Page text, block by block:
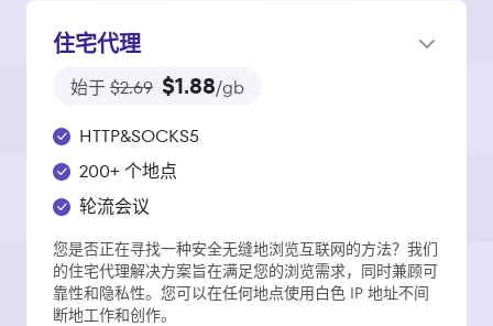
住宅代理
始于$2.69 $1.88/gb
HTTP&SOCKS5
200+ 个地点
轮流会议
您是否正在寻找一种安全无缝地浏览互联网的方法？我们
的住宅代理解决方案旨在满足您的浏览需求，同时兼顾可
靠性和隐私性。您可以在任何地点使用白色 IP 地址不间
断地工作和创作。